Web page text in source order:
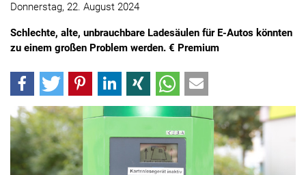
Donnerstag, 22. August 2024
Schlechte, alte, unbrauchbare Ladesäulen für E-Autos könnten
zu einem großen Problem werden. € Premium